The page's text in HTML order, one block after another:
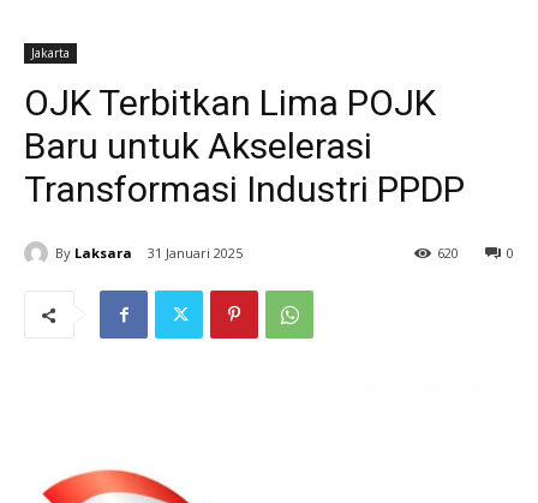
Jakarta
OJK Terbitkan Lima POJK
Baru untuk Akselerasi
Transformasi Industri PPDP
By Laksara 31 Januari 2025 0
620